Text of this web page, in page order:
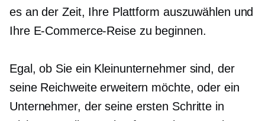
es an der Zeit, Ihre Plattform auszuwählen und
Ihre E-Commerce-Reise zu beginnen.
Egal, ob Sie ein Kleinunternehmer sind, der
seine Reichweite erweitern möchte, oder ein
Unternehmer, der seine ersten Schritte in